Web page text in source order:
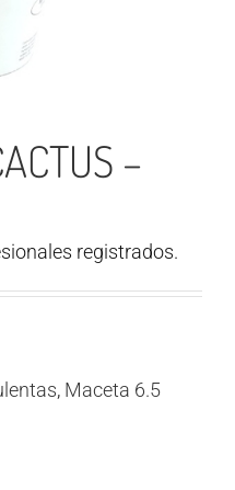
–
registrados.
, Maceta 6.5